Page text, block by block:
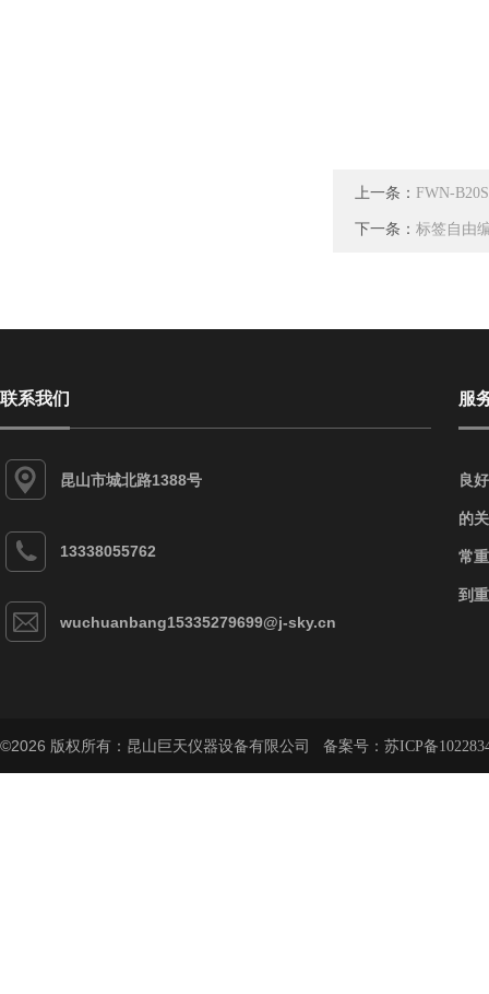
上一条： FWN-
下一条： 标签自由
联系我们
昆山市城北路1388号
13338055762
wuchuanbang15335279699@j-sky.cn
服
良
的
常
到
©2026 版权所有：昆山巨天仪器设备有限公司 备案号： 苏ICP备